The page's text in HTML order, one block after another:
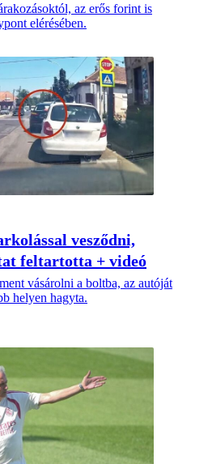
az erős forint is
elérésében.
vesződni,
feltartotta + videó
vásárolni a boltba, az autóját
helyen hagyta.